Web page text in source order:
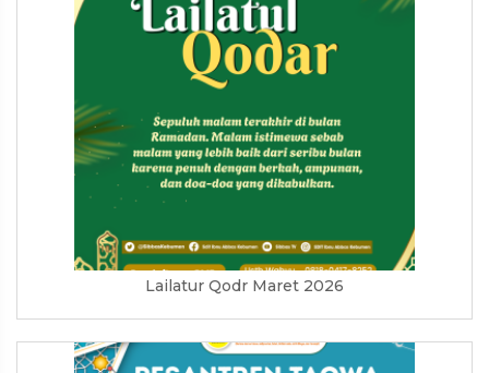
Lailatur Qodr Maret 2026